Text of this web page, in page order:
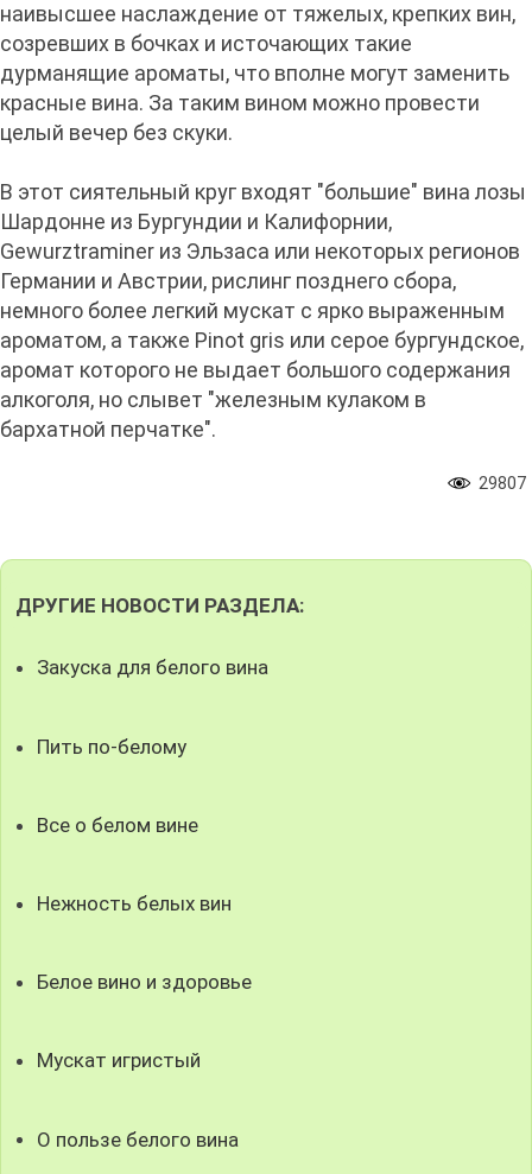
наивысшее наслаждение от тяжелых, крепких вин,
созревших в бочках и источающих такие
дурманящие ароматы, что вполне могут заменить
красные вина. За таким вином можно провести
целый вечер без скуки.
В этот сиятельный круг входят "большие" вина лозы
Шардонне из Бургундии и Калифорнии,
Gewurztraminer из Эльзаса или некоторых регионов
Германии и Австрии, рислинг позднего сбора,
немного более легкий мускат с ярко выраженным
ароматом, а также Pinot gris или серое бургундское,
аромат которого не выдает большого содержания
алкоголя, но слывет "железным кулаком в
бархатной перчатке".
29807
ДРУГИЕ НОВОСТИ РАЗДЕЛА:
Закуска для белого вина
Пить по-белому
Все о белом вине
Нежность белых вин
Белое вино и здоровье
Мускат игристый
О пользе белого вина